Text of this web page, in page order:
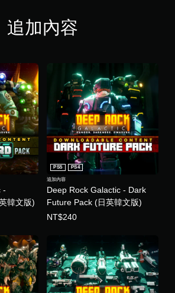
追加內容
-
韓文版)
Deep Rock Galactic - Dark
Future Pack (日英韓文版)
PS5 PS4
追加內容
NT$240